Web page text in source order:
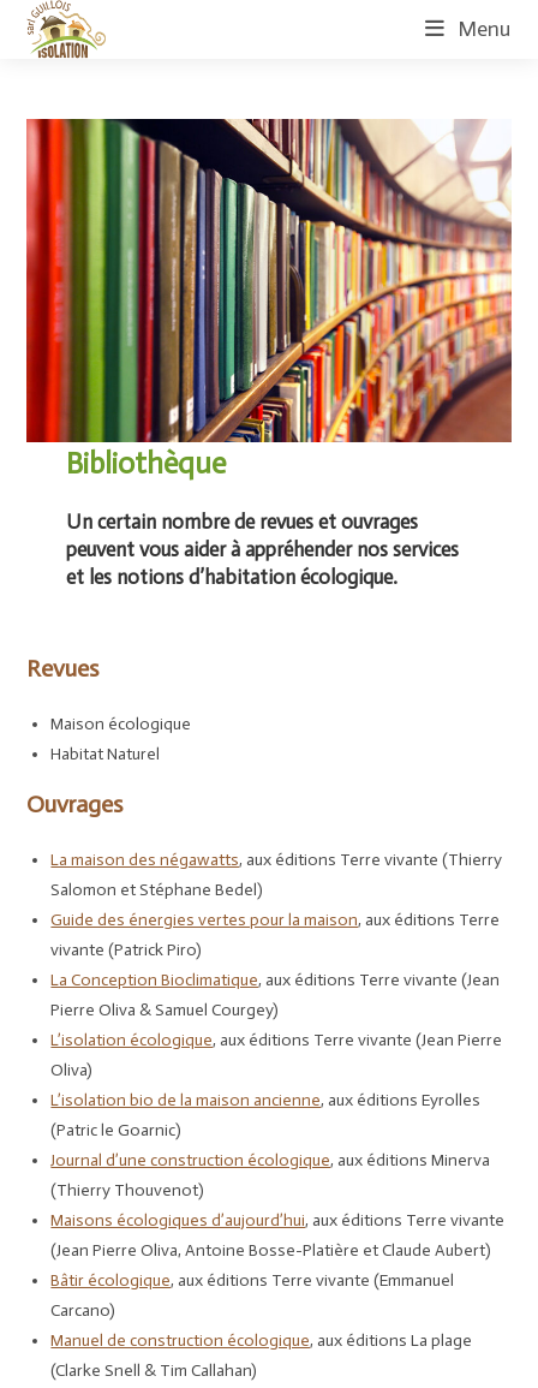
Menu
Bibliothèque
Un certain nombre de revues et ouvrages
peuvent vous aider à appréhender nos services
et les notions d’habitation écologique.
Revues
Maison écologique
Habitat Naturel
Ouvrages
La maison des négawatts, aux éditions Terre vivante (Thierry
Salomon et Stéphane Bedel)
Guide des énergies vertes pour la maison, aux éditions Terre
vivante (Patrick Piro)
La Conception Bioclimatique, aux éditions Terre vivante (Jean
Pierre Oliva & Samuel Courgey)
L’isolation écologique, aux éditions Terre vivante (Jean Pierre
Oliva)
L’isolation bio de la maison ancienne, aux éditions Eyrolles
(Patric le Goarnic)
Journal d’une construction écologique, aux éditions Minerva
(Thierry Thouvenot)
Maisons écologiques d’aujourd’hui, aux éditions Terre vivante
(Jean Pierre Oliva, Antoine Bosse-Platière et Claude Aubert)
Bâtir écologique, aux éditions Terre vivante (Emmanuel
Carcano)
Manuel de construction écologique, aux éditions La plage
(Clarke Snell & Tim Callahan)